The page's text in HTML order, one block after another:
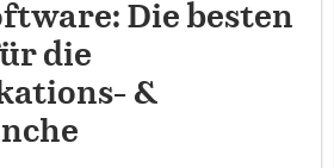
Die besten
die
&